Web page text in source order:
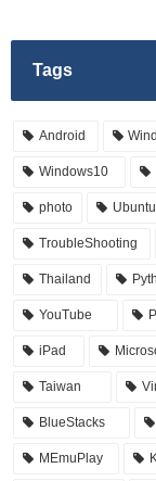
Tags
Android
Windows10
photo Ubuntu
TroubleShooting
Thailand
YouTube
iPad
Taiwan
BlueStacks
MEmuPlay